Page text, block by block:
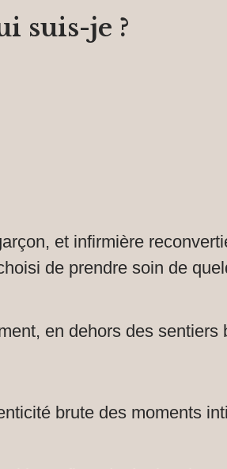
suis-je ?
et infirmière
de prendre soin de
en dehors des sentiers
brute des moments